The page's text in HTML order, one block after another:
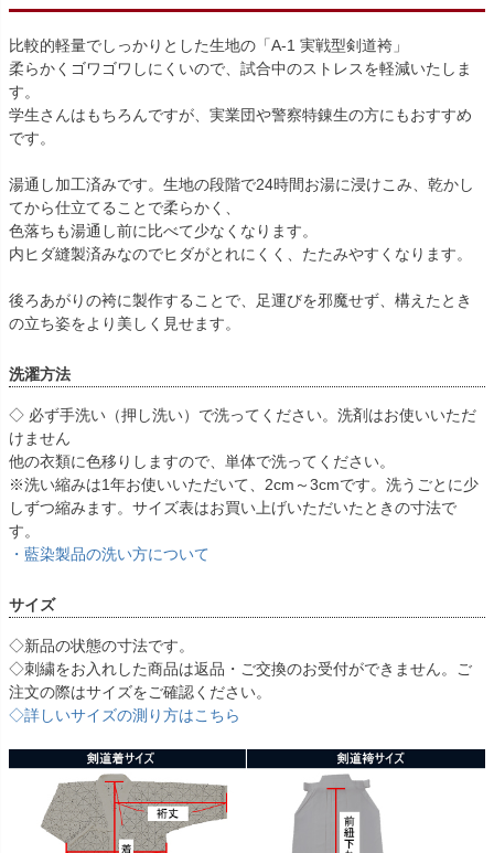
比較的軽量でしっかりとした生地の「A-1 実戦型剣道袴」
柔らかくゴワゴワしにくいので、試合中のストレスを軽減いたしま
す。
学生さんはもちろんですが、実業団や警察特錬生の方にもおすすめ
です。
湯通し加工済みです。生地の段階で24時間お湯に浸けこみ、乾かし
てから仕立てることで柔らかく、
色落ちも湯通し前に比べて少なくなります。
内ヒダ縫製済みなのでヒダがとれにくく、たたみやすくなります。
後ろあがりの袴に製作することで、足運びを邪魔せず、構えたとき
の立ち姿をより美しく見せます。
洗濯方法
◇ 必ず手洗い（押し洗い）で洗ってください。洗剤はお使いいただ
けません
他の衣類に色移りしますので、単体で洗ってください。
※洗い縮みは1年お使いいただいて、2cm～3cmです。洗うごとに少
しずつ縮みます。サイズ表はお買い上げいただいたときの寸法で
す。
・藍染製品の洗い方について
サイズ
◇新品の状態の寸法です。
◇刺繍をお入れした商品は返品・ご交換のお受付ができません。ご
注文の際はサイズをご確認ください。
◇詳しいサイズの測り方はこちら